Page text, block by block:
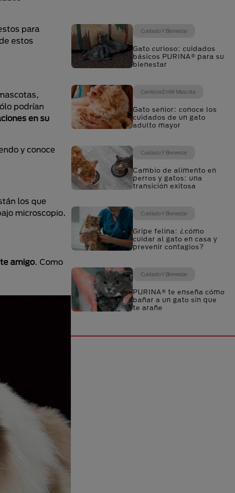
para
estos
podrían
en su
y conoce
los que
microscopio.
amigo. Como
Cuidado Y Bienestar
Gato curioso: cuidados
básicos PURINA® para su
bienestar
Cambios En Mi Mascota
Gato senior: conoce los
cuidados de un gato
adulto mayor
Cuidado Y Bienestar
Cambio de alimento en
perros y gatos: una
transición exitosa
Cuidado Y Bienestar
Gripe felina: ¿cómo
cuidar al gato en casa y
prevenir contagios?
Cuidado Y Bienestar
PURINA® te enseña cómo
bañar a un gato sin que
te arañe